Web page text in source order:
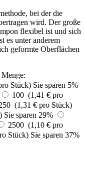
bei der die
wird. Der große
flexibel ist und sich
es unter anderem
geformte Oberflächen
Menge:
Stück) Sie sparen 5%
100 (1,41 € pro
(1,31 € pro Stück)
Sie sparen 29%
2500 (1,10 € pro
Stück) Sie sparen 37%